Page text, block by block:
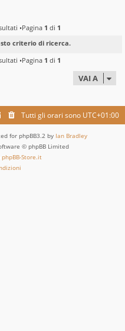
•Pagina 1 di 1
criterio di ricerca.
•Pagina 1 di 1
VAI A
Tutti gli orari sono UTC+01:00
for phpBB3.2 by Ian Bradley
© phpBB Limited
phpBB-Store.it